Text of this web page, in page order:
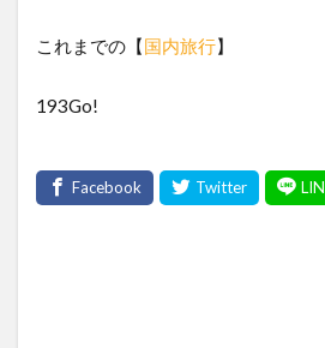
これまでの【国内旅行】
193Go!